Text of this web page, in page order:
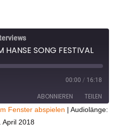
HANSE SONG FESTIVAL
00:00 / 16:18
ABONNIEREN TEILEN
Fenster abspielen |Audiolänge:
April 2018